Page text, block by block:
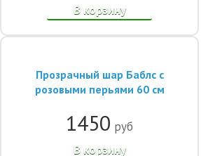
В корзину
Прозрачный шар Баблс с
розовыми перьями 60 см
1450 руб
В корзину